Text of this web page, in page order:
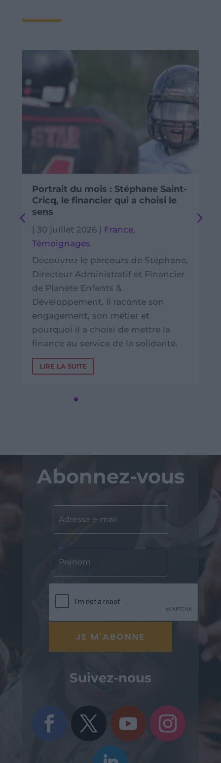
Portrait du mois : Stéphane Saint-
Cricq, le financier qui a choisi le
sens
| 30 juillet 2026 | France,
Témoignages
Découvrez le parcours de Stéphane,
Directeur Administratif et Financier
de Planète Enfants &
Développement. Il raconte son
engagement, son métier et
pourquoi il a choisi de mettre la
finance au service de la solidarité.
LIRE LA SUITE
Abonnez-vous
Suivez-nous